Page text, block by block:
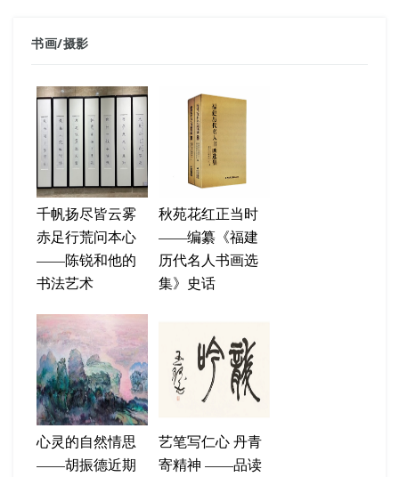
书画/摄影
千帆扬尽皆云雾
赤足行荒问本心
——陈锐和他的
书法艺术
秋苑花红正当时
——编纂《福建
历代名人书画选
集》史话
心灵的自然情思
——胡振德近期
艺笔写仁心 丹青
寄精神 ——品读